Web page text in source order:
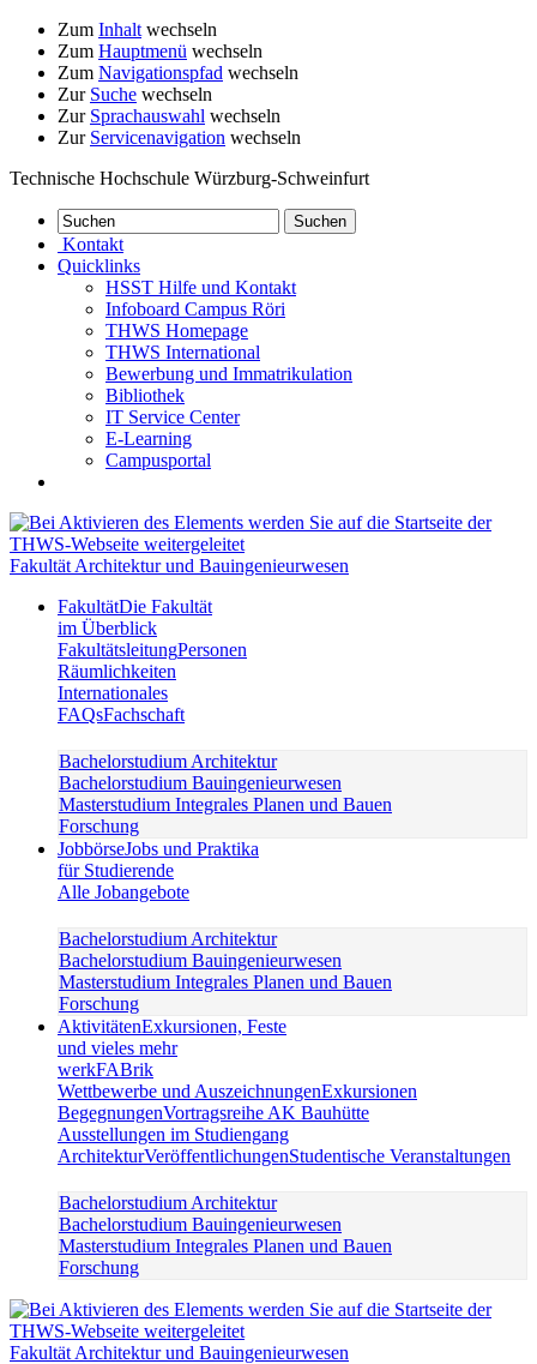
Zum Inhalt wechseln
Zum Hauptmenü wechseln
Zum Navigationspfad wechseln
Zur Suche wechseln
Zur Sprachauswahl wechseln
Zur Servicenavigation wechseln
Technische Hochschule Würzburg-Schweinfurt
Kontakt
Quicklinks
HSST Hilfe und Kontakt
Infoboard Campus Röri
THWS Homepage
THWS International
Bewerbung und Immatrikulation
Bibliothek
IT Service Center
E-Learning
Campusportal
Fakultät Architektur und Bauingenieurwesen
FakultätDie Fakultät
im Überblick
FakultätsleitungPersonen
Räumlichkeiten
Internationales
FAQsFachschaft
Bachelorstudium Architektur
Bachelorstudium Bauingenieurwesen
Masterstudium Integrales Planen und Bauen
Forschung
JobbörseJobs und Praktika
für Studierende
Alle Jobangebote
Bachelorstudium Architektur
Bachelorstudium Bauingenieurwesen
Masterstudium Integrales Planen und Bauen
Forschung
AktivitätenExkursionen, Feste
und vieles mehr
werkFABrik
Wettbewerbe und AuszeichnungenExkursionen
BegegnungenVortragsreihe AK Bauhütte
Ausstellungen im Studiengang
ArchitekturVeröffentlichungenStudentische Veranstaltungen
Bachelorstudium Architektur
Bachelorstudium Bauingenieurwesen
Masterstudium Integrales Planen und Bauen
Forschung
Fakultät Architektur und Bauingenieurwesen